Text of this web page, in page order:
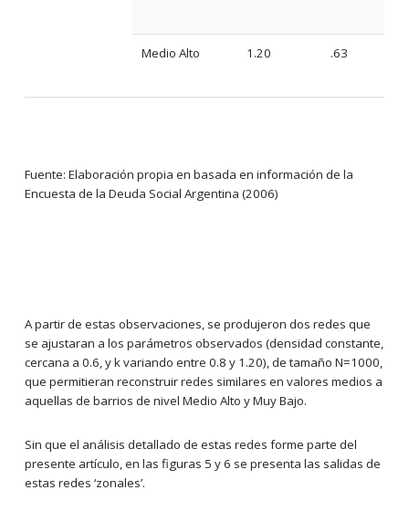
Medio Alto 1.20 .63
Fuente: Elaboración propia en basada en información de la
Encuesta de la Deuda Social Argentina (2006)
A partir de estas observaciones, se produjeron dos redes que
se ajustaran a los parámetros observados (densidad constante,
cercana a 0.6, y k variando entre 0.8 y 1.20), de tamaño N=1000,
que permitieran reconstruir redes similares en valores medios a
aquellas de barrios de nivel Medio Alto y Muy Bajo.
Sin que el análisis detallado de estas redes forme parte del
presente artículo, en las figuras 5 y 6 se presenta las salidas de
estas redes ‘zonales’.